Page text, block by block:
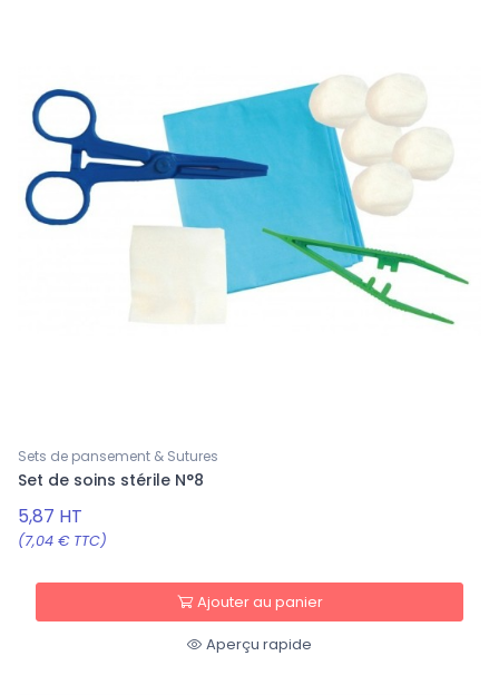
Sets de pansement & Sutures
Set de soins stérile N°8
5,87 HT
(7,04 € TTC)
Ajouter au panier
Aperçu rapide